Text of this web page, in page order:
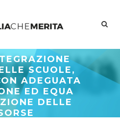
SCUOLE,
ADEGUATA
ED EQUA
DELLE